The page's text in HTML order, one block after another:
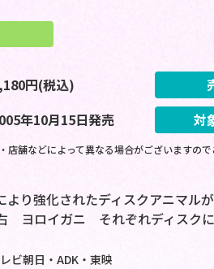
円(税込)
年10月15日発売 対
店舗などによって異なる場合がございますの
より強化されたディスクアニ
ヨロイガニ それぞれディスクに
ビ朝日・ADK・東映